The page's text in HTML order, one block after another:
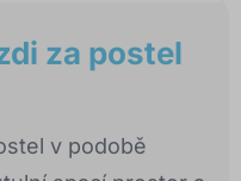
za postel
v podobě